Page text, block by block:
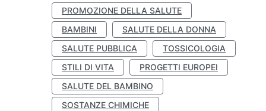
PROMOZIONE DELLA SALUTE
BAMBINI
SALUTE DELLA DONNA
SALUTE PUBBLICA
TOSSICOLOGIA
STILI DI VITA
PROGETTI EUROPEI
SALUTE DEL BAMBINO
SOSTANZE CHIMICHE